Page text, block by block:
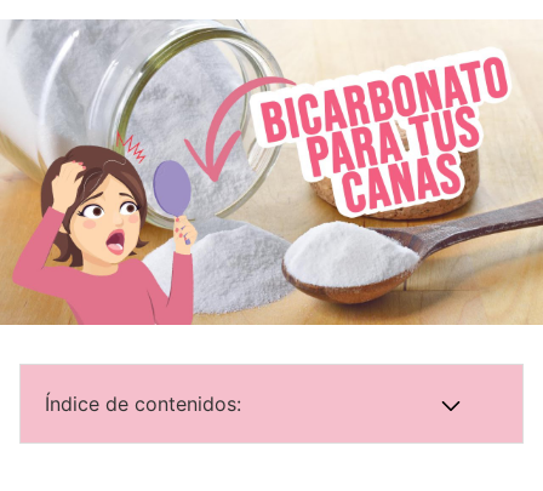
Índice de contenidos: